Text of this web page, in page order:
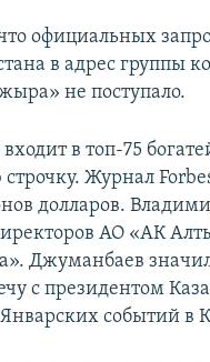
официальных
в адрес группы
не поступало.
в топ-75
Журнал
долларов.
АО «АК
Джуманбаев
с президентом
событий в